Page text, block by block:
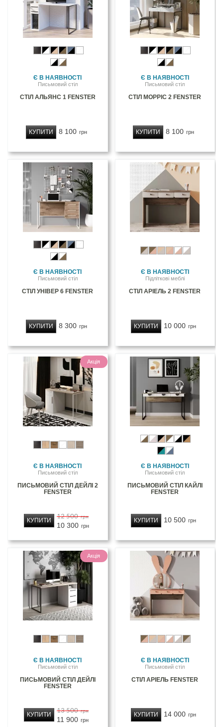
Є В НАЯВНОСТІ
Письмовий стіл
СТІЛ АЛЬЯНС 1 FENSTER
8 100 грн
КУПИТИ
Є В НАЯВНОСТІ
Письмовий стіл
СТІЛ МОРРІС 2 FENSTER
8 100 грн
КУПИТИ
Є В НАЯВНОСТІ
Письмовий стіл
СТІЛ УНІВЕР 6 FENSTER
8 300 грн
КУПИТИ
Є В НАЯВНОСТІ
Підліткові меблі
СТІЛ АРІЕЛЬ 2 FENSTER
10 000 грн
КУПИТИ
Акція
Є В НАЯВНОСТІ
Письмовий стіл
ПИСЬМОВИЙ СТІЛ ДЕЙЛІ 2
FENSTER
12 500 грн
10 300 грн
КУПИТИ
Є В НАЯВНОСТІ
Письмовий стіл
ПИСЬМОВИЙ СТІЛ КАЙЛІ
FENSTER
10 500 грн
КУПИТИ
Акція
Є В НАЯВНОСТІ
Письмовий стіл
ПИСЬМОВИЙ СТІЛ ДЕЙЛІ
FENSTER
13 500 грн
11 900 грн
КУПИТИ
Є В НАЯВНОСТІ
Письмовий стіл
СТІЛ АРІЕЛЬ FENSTER
14 000 грн
КУПИТИ